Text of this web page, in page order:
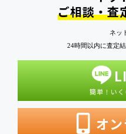
ご相談・査
ネッ
24時間以内に査定
簡単！い
オ